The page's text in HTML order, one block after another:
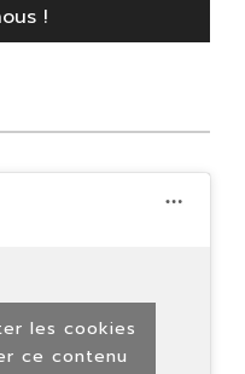
!
les cookies
ce contenu